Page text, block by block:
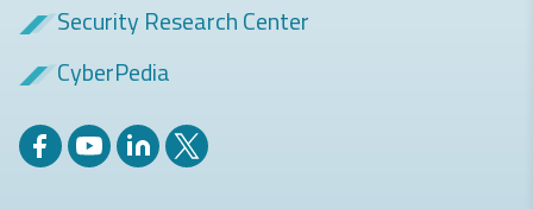
Security Research Center
CyberPedia